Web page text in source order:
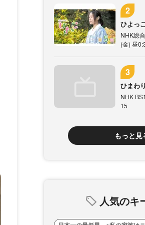
ひよっこ
NHK総
(金) 昼
ひまわり
NHK
15
もっと見
人気のキ